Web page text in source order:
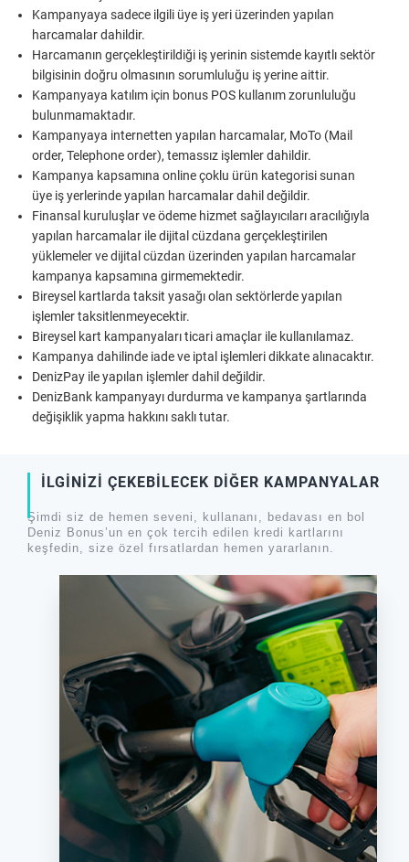
Kampanyaya sadece ilgili üye iş yeri üzerinden yapılan
harcamalar dahildir.
Harcamanın gerçekleştirildiği iş yerinin sistemde kayıtlı sektör
bilgisinin doğru olmasının sorumluluğu iş yerine aittir.
Kampanyaya katılım için bonus POS kullanım zorunluluğu
bulunmamaktadır.
Kampanyaya internetten yapılan harcamalar, MoTo (Mail
order, Telephone order), temassız işlemler dahildir.
Kampanya kapsamına online çoklu ürün kategorisi sunan
üye iş yerlerinde yapılan harcamalar dahil değildir.
Finansal kuruluşlar ve ödeme hizmet sağlayıcıları aracılığıyla
yapılan harcamalar ile dijital cüzdana gerçekleştirilen
yüklemeler ve dijital cüzdan üzerinden yapılan harcamalar
kampanya kapsamına girmemektedir.
Bireysel kartlarda taksit yasağı olan sektörlerde yapılan
işlemler taksitlenmeyecektir.
Bireysel kart kampanyaları ticari amaçlar ile kullanılamaz.
Kampanya dahilinde iade ve iptal işlemleri dikkate alınacaktır.
DenizPay ile yapılan işlemler dahil değildir.
DenizBank kampanyayı durdurma ve kampanya şartlarında
değişiklik yapma hakkını saklı tutar.
İLGİNİZİ ÇEKEBİLECEK DİĞER KAMPANYALAR
Şimdi siz de hemen seveni, kullananı, bedavası en bol
Deniz Bonus’un en çok tercih edilen kredi kartlarını
keşfedin, size özel fırsatlardan hemen yararlanın.